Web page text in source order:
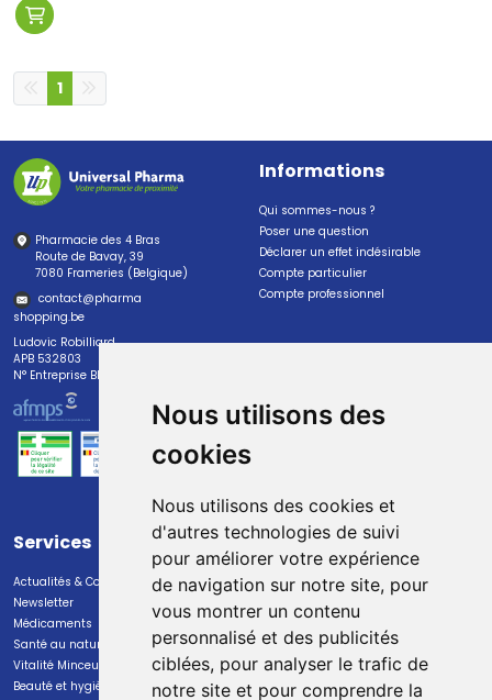
Nous utilisons des
cookies
Nous utilisons des cookies et
d'autres technologies de suivi
pour améliorer votre expérience
de navigation sur notre site, pour
vous montrer un contenu
personnalisé et des publicités
ciblées, pour analyser le trafic de
notre site et pour comprendre la
1
Pharmacie des 4 Bras
Route de Bavay, 39
7080 Frameries (Belgique)
contact@pharma
shopping.be
Ludovic Robilliard
APB 532803
N° Entreprise BE0447.382.113
Informations
Qui sommes-nous ?
Poser une question
Déclarer un effet indésirable
Compte particulier
Compte professionnel
Services
Actualités & Conseils
Newsletter
Médicaments
Santé au naturel
Vitalité Minceur Nutrition
Beauté et hygiène
Paiement
Paiement sécurisé